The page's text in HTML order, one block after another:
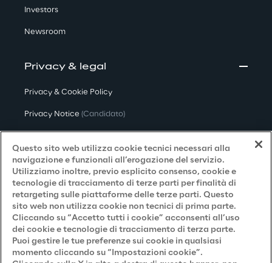
Investors
Newsroom
Privacy & legal
Privacy & Cookie Policy
Privacy Notice (Candidato)
Privacy Notice(Fornitore)
Privacy Notice (Marketing)
Accessibilità
Careers
Questo sito web utilizza cookie tecnici necessari alla
navigazione e funzionali all’erogazione del servizio.
Utilizziamo inoltre, previo esplicito consenso, cookie e
tecnologie di tracciamento di terze parti per finalità di
retargeting sulle piattaforme delle terze parti. Questo
sito web non utilizza cookie non tecnici di prima parte.
Cliccando su “Accetto tutti i cookie” acconsenti all’uso
dei cookie e tecnologie di tracciamento di terza parte.
Puoi gestire le tue preferenze sui cookie in qualsiasi
momento cliccando su “Impostazioni cookie”.